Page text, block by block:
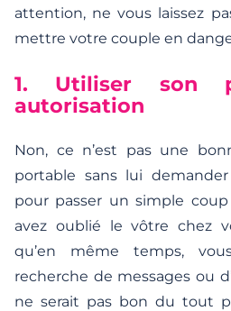
attention, ne vous laissez
mettre votre couple en
1. Utiliser son
autorisation
Non, ce n’est pas une
portable sans lui demander
pour passer un simple
avez oublié le vôtre chez
qu’en même temps,
recherche de messages ou
ne serait pas bon du tout